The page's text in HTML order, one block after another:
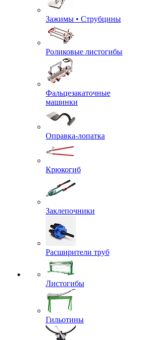
Зажимы • Струбцины
Роликовые листогибы
Фальцезакаточные
машинки
Оправка-лопатка
Крюкогиб
Заклепочники
Расширители труб
Листогибы
Гильотины